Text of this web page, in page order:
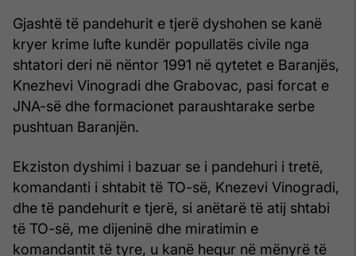
Gjashtë të pandehurit e tjerë dyshohen se kanë
kryer krime lufte kundër popullatës civile nga
shtatori deri në nëntor 1991 në qytetet e Baranjës,
Knezhevi Vinogradi dhe Grabovac, pasi forcat e
JNA-së dhe formacionet paraushtarake serbe
pushtuan Baranjën.
Ekziston dyshimi i bazuar se i pandehuri i tretë,
komandanti i shtabit të TO-së, Knezevi Vinogradi,
dhe të pandehurit e tjerë, si anëtarë të atij shtabi
të TO-së, me dijeninë dhe miratimin e
komandantit të tyre, u kanë hequr në mënyrë të